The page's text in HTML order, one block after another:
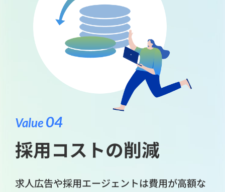
Value 04
採用コストの削減
求人広告や採用エージェントは費用が高額な